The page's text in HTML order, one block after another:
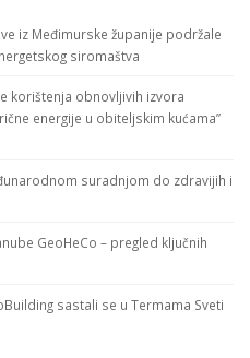
iz Međimurske županije podržale
siromaštva
korištenja obnovljivih izvora
energije u obiteljskim kućama”
suradnjom do zdravijih i
GeoHeCo – pregled ključnih
sastali se u Termama Sveti